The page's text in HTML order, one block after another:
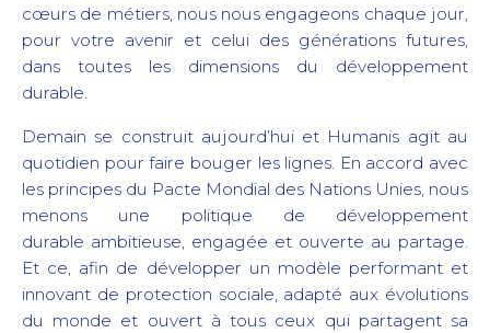
cœurs de métiers, nous nous engageons chaque jour,
pour votre avenir et celui des générations futures,
dans toutes les dimensions du développement
durable.
Demain se construit aujourd’hui et Humanis agit au
quotidien pour faire bouger les lignes. En accord avec
les principes du Pacte Mondial des Nations Unies, nous
menons une politique de développement
durable ambitieuse, engagée et ouverte au partage.
Et ce, afin de développer un modèle performant et
innovant de protection sociale, adapté aux évolutions
du monde et ouvert à tous ceux qui partagent sa